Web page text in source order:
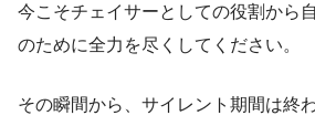
今こそチェイサーとしての役割から
のために全力を尽くしてください。
その瞬間から、サイレント期間は終